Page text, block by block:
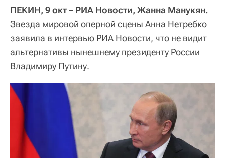
ПЕКИН, 9 окт – РИА Новости, Жанна Манукян.
Звезда мировой оперной сцены Анна Нетребко
заявила в интервью РИА Новости, что не видит
альтернативы нынешнему президенту России
Владимиру Путину.